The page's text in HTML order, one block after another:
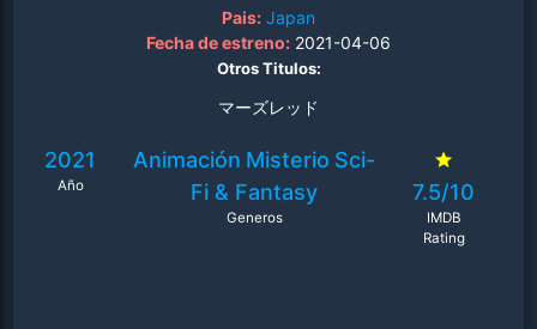
hubo de buscar una fuente de sangre. La solucíon fue la
misteriosa sangre artificial llamada Ascra. A su vez, el
gobierno japonés crea el «Código Cero», una unidad
vampíricas. ¿Y qué mejor manera de rastrear vampiros
teniente general Nakajima, ha estado históricamente
vinculada al negocio de la guerra de información, pero
ha sido reasignada para resolver la crisis de los
vampiros. Depende de Código Zero y el vampiro Deffrot
Pais: Japan
Fecha de estreno: 2021-04-06
Otros Titulos:
マーズレッド
2021
Año
Animación Misterio Sci-
Fi & Fantasy
Generos
7.5/10
IMDB
Rating